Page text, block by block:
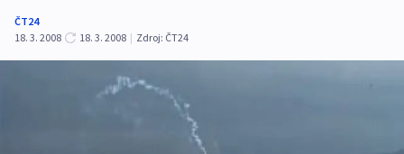
ČT24
18. 3. 2008
18. 3. 2008 | Zdroj: ČT24